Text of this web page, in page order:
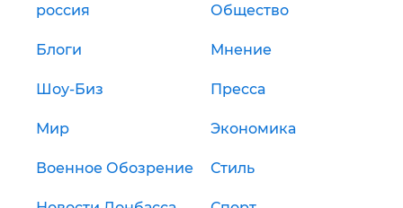
россия Общество
Блоги Мнение
Шоу-Биз Пресса
Мир Экономика
Военное Обозрение Стиль